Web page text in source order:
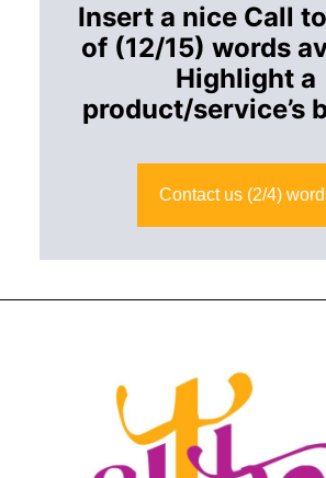
Insert a nice Call
of (12/15) words
Highlight a
product/service’s
Contact us (2/4)